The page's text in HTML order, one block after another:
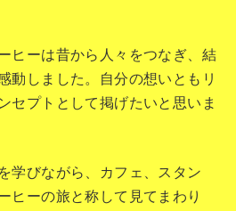
ヒーは昔から人々をつなぎ、結
動しました。自分の想いともリ
セプトとして掲げたいと思いま
学びながら、カフェ、スタン
ヒーの旅と称して見てまわり